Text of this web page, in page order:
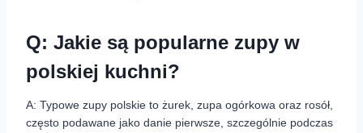
Q: Jakie są popularne zupy w
polskiej kuchni?
A: Typowe zupy polskie to żurek, zupa ogórkowa oraz rosół,
często podawane jako danie pierwsze, szczególnie podczas